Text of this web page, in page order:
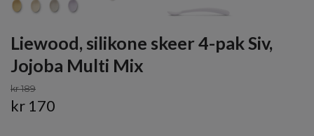
Liewood, silikone skeer 4-pak Siv,
Jojoba Multi Mix
kr 189
kr 170